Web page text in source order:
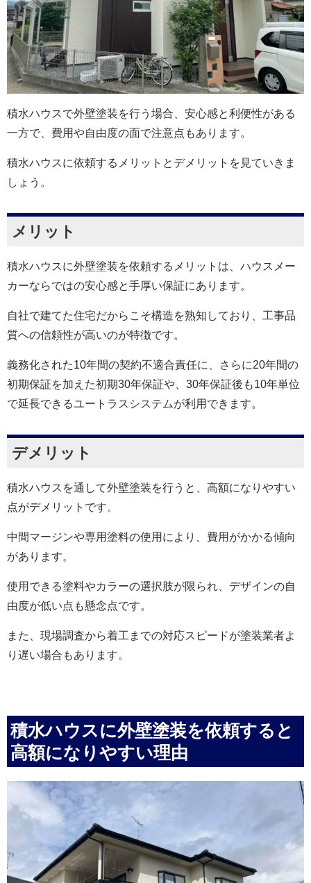
積水ハウスで外壁塗装を行う場合、安心感と利便性がある
一方で、費用や自由度の面で注意点もあります。
積水ハウスに依頼するメリットとデメリットを見ていきま
しょう。
メリット
積水ハウスに外壁塗装を依頼するメリットは、ハウスメー
カーならではの安心感と手厚い保証にあります。
自社で建てた住宅だからこそ構造を熟知しており、工事品
質への信頼性が高いのが特徴です。
義務化された10年間の契約不適合責任に、さらに20年間の
初期保証を加えた初期30年保証や、30年保証後も10年単位
で延長できるユートラスシステムが利用できます。
デメリット
積水ハウスを通して外壁塗装を行うと、高額になりやすい
点がデメリットです。
中間マージンや専用塗料の使用により、費用がかかる傾向
があります。
使用できる塗料やカラーの選択肢が限られ、デザインの自
由度が低い点も懸念点です。
また、現場調査から着工までの対応スピードが塗装業者よ
り遅い場合もあります。
積水ハウスに外壁塗装を依頼すると
高額になりやすい理由